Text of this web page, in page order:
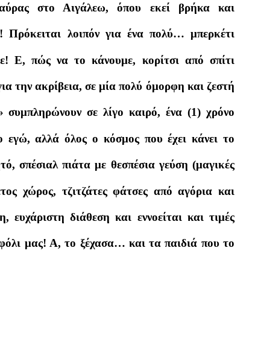
στο Αιγάλεω, όπου εκεί βρήκα και
λοιπόν για ένα πολύ… μπερκέτι
Ε, πώς να το κάνουμε, κορίτσι από σπίτι
την ακρίβεια, σε μία πολύ όμορφη και ζεστή
σε λίγο καιρό, ένα (1) χρόνο
εγώ, αλλά όλος ο κόσμος που έχει κάνει το
σπέσιαλ πιάτα με θεσπέσια γεύση (μαγικές
χώρος, τζιτζάτες φάτσες από αγόρια και
διάθεση και εννοείται και τιμές
μας! Α, το ξέχασα… και τα παιδιά που το